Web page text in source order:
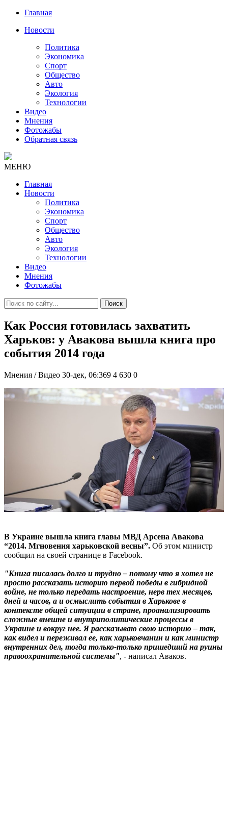
Главная
Новости
Политика
Экономика
Спорт
Общество
Авто
Экология
Технологии
Видео
Мнения
Фотожабы
Обратная связь
МЕНЮ
Главная
Новости
Политика
Экономика
Спорт
Общество
Авто
Экология
Технологии
Видео
Мнения
Фотожабы
Поиск
Как Россия готовилась захватить
Харьков: у Авакова вышла книга про
события 2014 года
Мнения / Видео 30-дек, 06:369 4 630 0
В Украине вышла книга главы МВД Арсена Авакова
“2014. Мгновения харьковской весны”. Об этом министр
сообщил на своей странице в Facebook.
"Книга писалась долго и трудно – потому что я хотел не
просто рассказать историю первой победы в гибридной
войне, не только передать настроение, нерв тех месяцев,
дней и часов, а и осмыслить события в Харькове в
контексте общей ситуации в стране, проанализировать
сложные внешне и внутриполитические процессы в
Украине и вокруг нее. Я рассказываю свою историю – так,
как видел и переживал ее, как харьковчанин и как министр
внутренних дел, тогда только-только пришедший на руины
правоохранительной системы", - написал Аваков.